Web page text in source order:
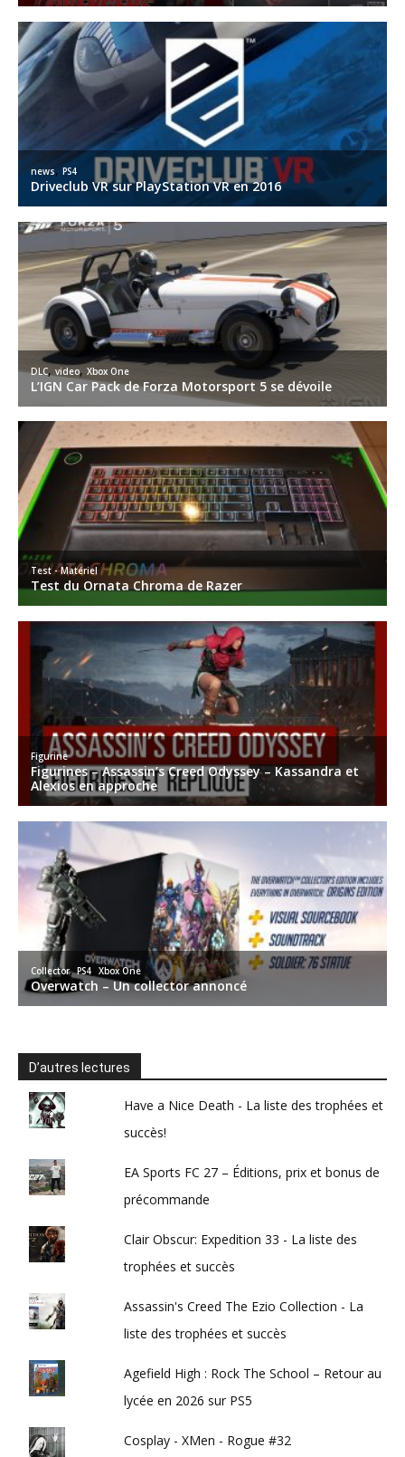
D’autres lectures
Have a Nice Death - La liste des trophées et
succès!
EA Sports FC 27 – Éditions, prix et bonus de
précommande
Clair Obscur: Expedition 33 - La liste des
trophées et succès
Assassin's Creed The Ezio Collection - La
liste des trophées et succès
Agefield High : Rock The School – Retour au
lycée en 2026 sur PS5
Cosplay - XMen - Rogue #32